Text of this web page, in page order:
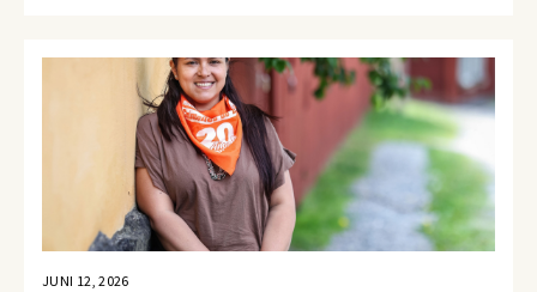
löpande med att stärka säkerheten för att
förhindra liknande händelser.
JUNI 12, 2026